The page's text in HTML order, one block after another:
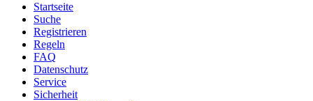
Startseite
Suche
Registrieren
Regeln
FAQ
Datenschutz
Service
Sicherheit